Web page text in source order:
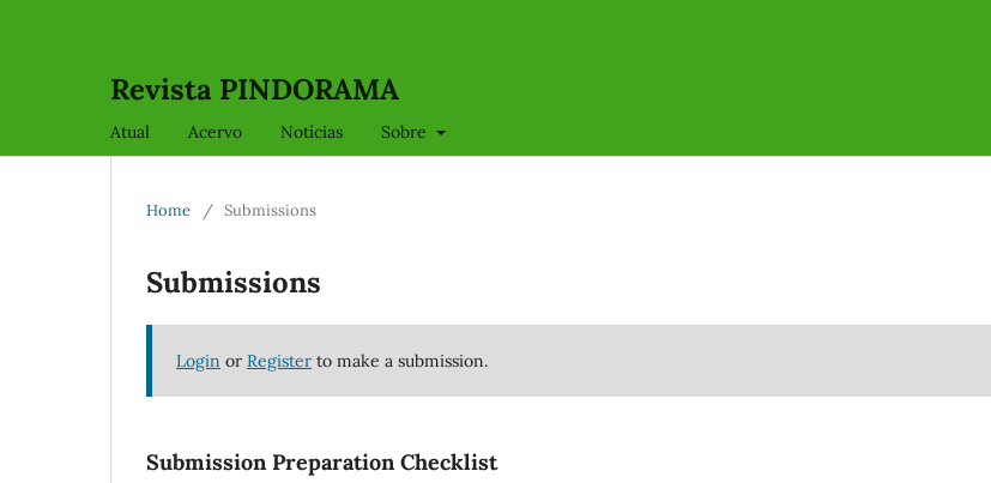
Revista PINDORAMA
Atual Acervo Notícias Sobre
Home / Submissions
Submissions
Login or Register to make a submission.
Submission Preparation Checklist